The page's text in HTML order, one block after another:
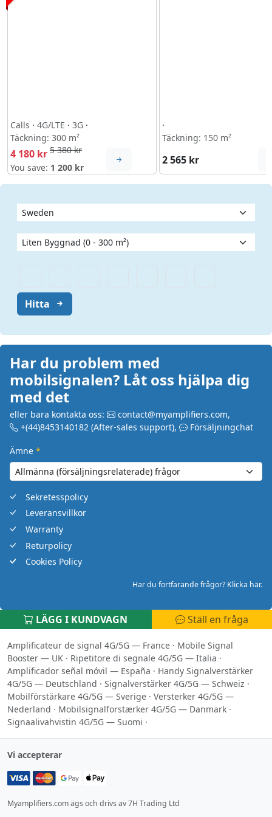
Calls · 4G/LTE · 3G ·
Täckning: 300 m²
4 180 kr 5 380 kr
You save: 1 200 kr
·
Täckning: 150 m²
2 565 kr
Hitta
Har du problem med
mobilsignalen? Låt oss hjälpa dig
med det
eller bara kontakta oss: contact@myamplifiers.com,
+(44)8453140182 (After-sales support), Försäljningchat
Ämne *
Sekretesspolicy
Leveransvillkor
Warranty
Returpolicy
Cookies Policy
Har du fortfarande frågor? Klicka här.
LÄGG I KUNDVAGN Ställ en fråga
Amplificateur de signal 4G/5G — France · Mobile Signal
Booster — UK · Ripetitore di segnale 4G/5G — Italia ·
Amplificador señal móvil — España · Handy Signalverstärker
4G/5G — Deutschland · Signalverstärker 4G/5G — Schweiz ·
Mobilförstärkare 4G/5G — Sverige · Versterker 4G/5G —
Nederland · Mobilsignalforstærker 4G/5G — Danmark ·
Signaalivahvistin 4G/5G — Suomi ·
Vi accepterar
Myamplifiers.com ägs och drivs av 7H Trading Ltd